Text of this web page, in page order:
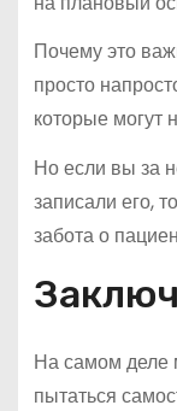
Почему это
просто
которые могут
Но если вы за
записали его,
забота о
На самом деле
пытаться